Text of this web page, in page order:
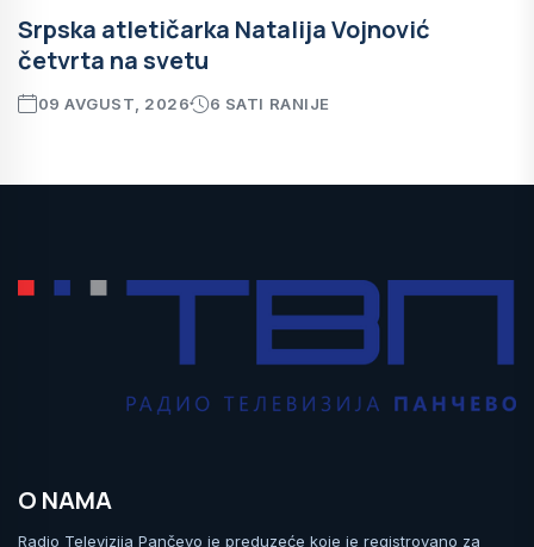
Srpska atletičarka Natalija Vojnović
četvrta na svetu
09 AVGUST, 2026 6 SATI RANIJE
O NAMA
Radio Televizija Pančevo je preduzeće koje je registrovano za